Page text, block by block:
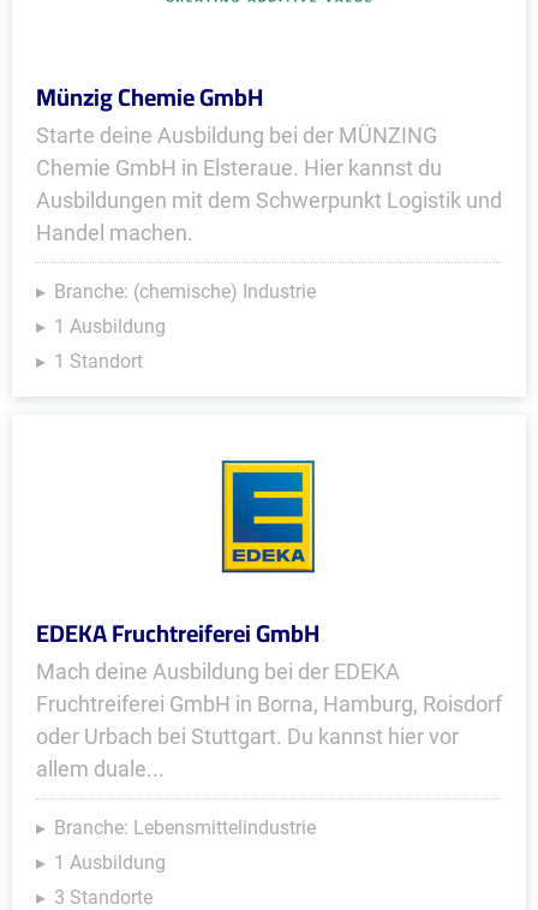
Münzig Chemie GmbH
Starte deine Ausbildung bei der MÜNZING
Chemie GmbH in Elsteraue. Hier kannst du
Ausbildungen mit dem Schwerpunkt Logistik und
Handel machen.
Branche: (chemische) Industrie
1 Ausbildung
1 Standort
EDEKA Fruchtreiferei GmbH
Mach deine Ausbildung bei der EDEKA
Fruchtreiferei GmbH in Borna, Hamburg, Roisdorf
oder Urbach bei Stuttgart. Du kannst hier vor
allem duale...
Branche: Lebensmittelindustrie
1 Ausbildung
3 Standorte